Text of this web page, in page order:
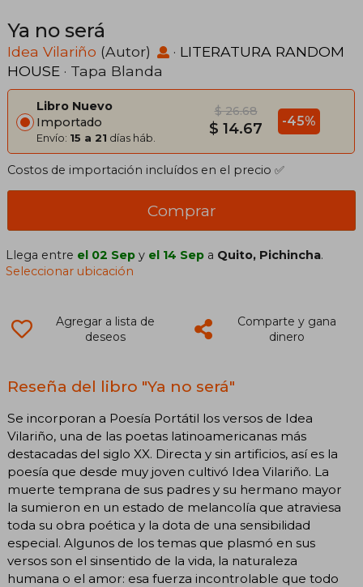
Ya no será
Idea Vilariño (Autor) · LITERATURA RANDOM
HOUSE · Tapa Blanda
Libro Nuevo
Importado
Envío: 15 a 21 días háb.
$ 26.68
$ 14.67 -45%
Costos de importación incluídos en el precio ✅
Comprar
Llega entre el 02 Sep y el 14 Sep a Quito, Pichincha.
Seleccionar ubicación
Agregar a lista de
deseos
Comparte y gana
dinero
Reseña del libro "Ya no será"
Se incorporan a Poesía Portátil los versos de Idea
Vilariño, una de las poetas latinoamericanas más
destacadas del siglo XX. Directa y sin artificios, así es la
poesía que desde muy joven cultivó Idea Vilariño. La
muerte temprana de sus padres y su hermano mayor
la sumieron en un estado de melancolía que atraviesa
toda su obra poética y la dota de una sensibilidad
especial. Algunos de los temas que plasmó en sus
versos son el sinsentido de la vida, la naturaleza
humana o el amor: esa fuerza incontrolable que todo